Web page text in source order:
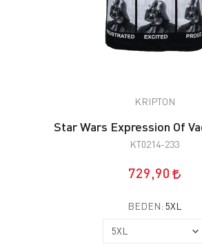
KRIPTON
Star Wars Expression Of
KT0214-233
729,90
BEDEN: 5XL